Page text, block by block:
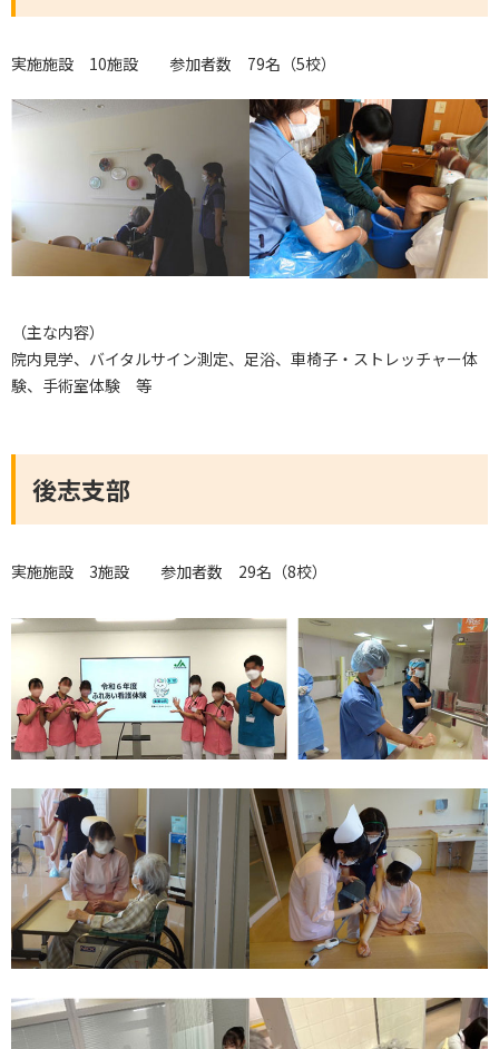
実施施設 10施設 参加者数 79名（5校）
（主な内容）
院内見学、バイタルサイン測定、足浴、車椅子・ストレッチャー体
験、手術室体験 等
後志支部
実施施設 3施設 参加者数 29名（8校）